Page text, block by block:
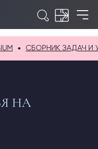
СБОРНИК ЗАДАЧ И
НА